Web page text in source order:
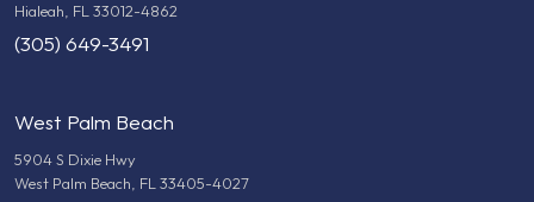
Hialeah, FL 33012-4862
(305) 649-3491
West Palm Beach
5904 S Dixie Hwy
West Palm Beach, FL 33405-4027